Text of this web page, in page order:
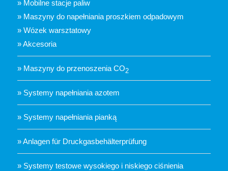
» Mobilne stacje paliw
» Maszyny do napełniania proszkiem odpadowym
» Wózek warsztatowy
» Akcesoria
» Maszyny do przenoszenia CO2
» Systemy napełniania azotem
» Systemy napełniania pianką
» Anlagen für Druckgasbehälterprüfung
» Systemy testowe wysokiego i niskiego ciśnienia